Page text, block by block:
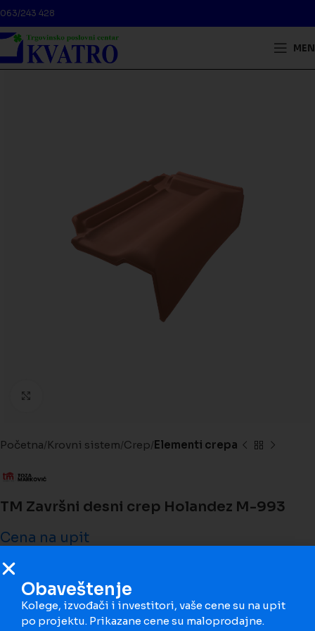
063/243 428
Početna Krovni sistem Crep Elementi crepa
TM Završni desni crep Holandez M-993
Cena na upit
Završni crepovi rešavaju završnicu krova na najbolji
mogući način, funkcionalno i estetski.
Obaveštenje
Kolege, izvođači i investitori, vaše cene su na upit
po projektu. Prikazane cene su maloprodajne.